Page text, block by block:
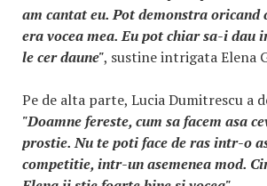
am cantat eu. Pot demonstra oricand
era vocea mea. Eu pot chiar sa-i dau
le cer daune", sustine intrigata Elena
Pe de alta parte, Lucia Dumitrescu a
"Doamne fereste, cum sa facem asa
prostie. Nu te poti face de ras intr-o
competitie, intr-un asemenea mod.